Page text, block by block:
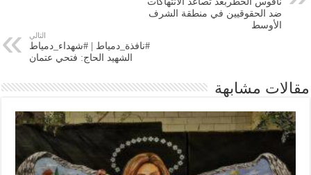
ضد الحقوقيين في منطقة الشرف
الأوسط
التالي
#نافذة_دمياط | #شهداء_دمياط
الشهيد الحاج: فتحي عتمان
مقالات مشابهة